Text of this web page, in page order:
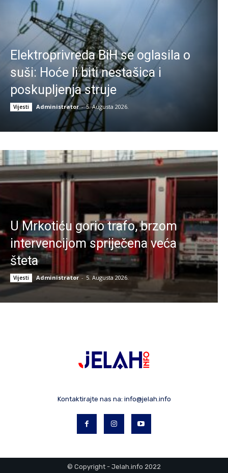
Elektroprivreda BiH se oglasila o
suši: Hoće li biti nestašica i
poskupljenja struje
Vijesti Administrator - 5. Augusta 2026.
U Mrkotiću gorio trafo, brzom
intervencijom spriječena veća
šteta
Vijesti Administrator - 5. Augusta 2026.
Kontaktirajte nas na: info@jelah.info
© Copyright - Jelah.info 2022